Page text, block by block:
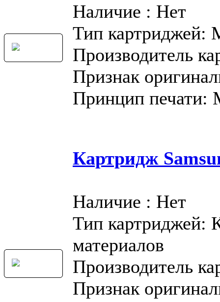
Наличие : Нет
Тип картриджей:
Производитель
Признак
Принцип печати:
Картридж
Наличие : Нет
Тип картриджей:
материалов
Производитель
Признак